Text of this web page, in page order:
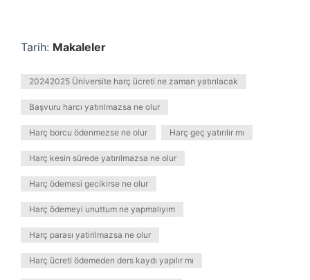
Tarih: Makaleler
20242025 Üniversite harç ücreti ne zaman yatırılacak
Başvuru harcı yatırılmazsa ne olur
Harç borcu ödenmezse ne olur Harç geç yatırılır mı
Harç kesin sürede yatırılmazsa ne olur
Harç ödemesi gecikirse ne olur
Harç ödemeyi unuttum ne yapmalıyım
Harç parası yatirilmazsa ne olur
Harç ücreti ödemeden ders kaydı yapılır mı